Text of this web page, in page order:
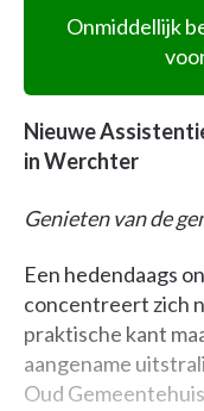
Onmiddellijk
Nieuwe
in Werchter
Genieten van de
Een hedendaags
concentreert zich
praktische kant
aangename
Oud